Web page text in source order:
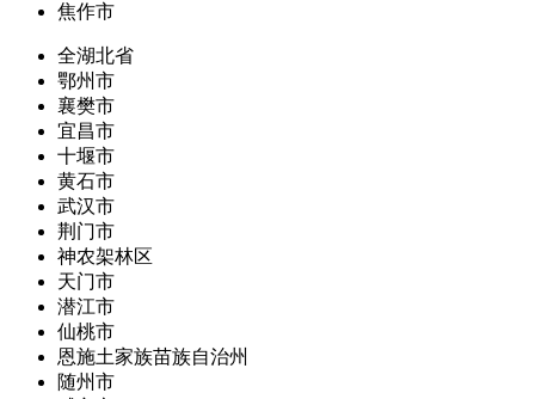
焦作市
全湖北省
鄂州市
襄樊市
宜昌市
十堰市
黄石市
武汉市
荆门市
神农架林区
天门市
潜江市
仙桃市
恩施土家族苗族自治州
随州市